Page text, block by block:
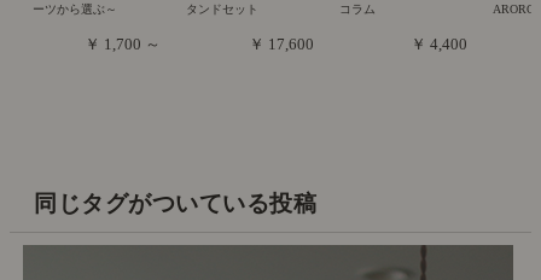
ーツから選ぶ～
￥ 1,700 ～
タンドセット
￥ 17,600
コラム
￥ 4,400
同じタグがついている投稿